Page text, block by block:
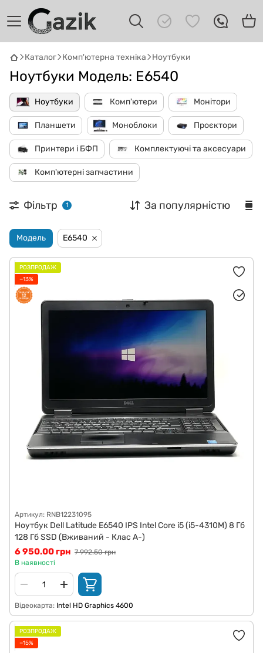
Каталог Комп'ютерна техніка Ноутбуки
Ноутбуки Модель: E6540
Ноутбуки Комп'ютери Монітори
Планшети Моноблоки Проєктори
Принтери і БФП Комплектуючі та аксесуари
Комп'ютерні запчастини
Фільтр 1 За популярністю
Модель E6540
РОЗПРОДАЖ
−13%
Артикул: RNB12231095
Ноутбук Dell Latitude E6540 IPS Intel Core i5 (i5-4310M) 8 Гб
128 Гб SSD (Вживаний - Клас A-)
6 950.00 грн 7 992.50 грн
В наявності
Відеокарта Intel HD Graphics 4600
РОЗПРОДАЖ
−15%
GAZIKAI
Привіт! 👋 Я Gazik AI — допоможу
підібрати вживану комп'ютерну техніку.
Що шукаєш?